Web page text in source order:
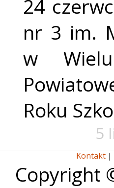
24
nr 3 im.
w
Roku
5
Kontakt |
Copyright